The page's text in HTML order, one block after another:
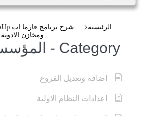
الرئيسية
ومخازن الادوية
Category - المؤسسة / الشركة
اضافة وتعديل الفروع
اعدادات النظام الاولية